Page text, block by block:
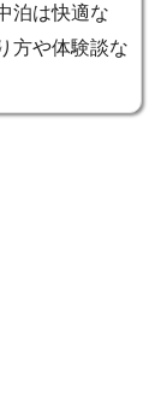
泊は快適な
方や体験談な